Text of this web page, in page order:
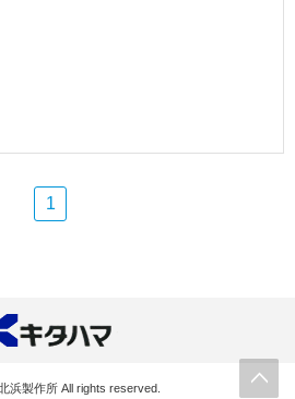
1
浜製作所 All rights reserved.